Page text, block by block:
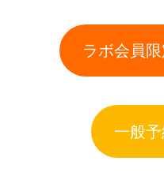
ラボ会員
一般